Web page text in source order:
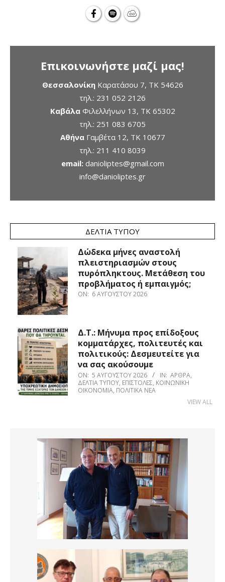
Επικοινωνήστε μαζί μας!
ΘεσσαλονίκηΚαρατάσου 7, TK 54626
τηλ.: 231 052 2126
ΚαβάλαΦιλελλήνων 13, ΤΚ 65302
τηλ.: 251 083 6705
ΑθήναΓαμβέτα 12, ΤΚ 10677
τηλ.: 211 410 8039
email: danioliptes@gmail.com
info@danioliptes.gr
ΔΕΛΤΊΑ ΤΎΠΟΥ
Δώδεκα μήνες αναστολή
πλειστηριασμών στους
πυρόπληκτους. Μετάθεση του
προβλήματος ή εμπαιγμός;
ON: 6 ΑΥΓΟΎΣΤΟΥ 2026
Δ.Τ.: Μήνυμα προς επίδοξους
κομματάρχες, πολιτευτές και
πολιτικούς: Δεσμευτείτε για
να σας ακούσουμε
ON: 5 ΑΥΓΟΎΣΤΟΥ 2026 IN: ΆΡΘΡΑ,
ΔΕΛΤΊΑ ΤΎΠΟΥ, ΕΠΙΣΤΟΛΈΣ, ΚΟΙΝΩΝΙΚΉ
ΟΙΚΟΝΟΜΊΑ, ΠΟΛΙΤΙΚΆ ΝΈΑ
VIEW ALL